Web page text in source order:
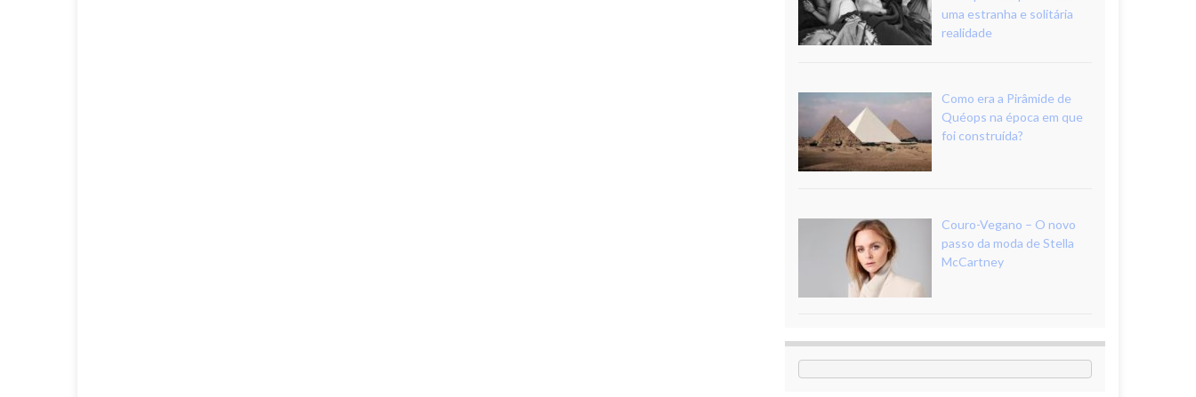
uma estranha e solitária
realidade
Como era a Pirâmide de
Quéops na época em que
foi construída?
Couro-Vegano – O novo
passo da moda de Stella
McCartney